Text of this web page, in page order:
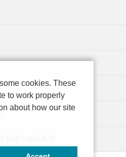
cookies. These
to work properly
about how our site